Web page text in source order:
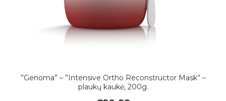
”Genoma” – ”Intensive Ortho Reconstructor Mask” –
plaukų kaukė, 200g.